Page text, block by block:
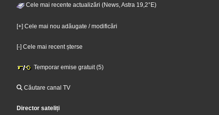
Cele mai recente actualizări (News, Astra 19,2°E)
[+] Cele mai nou adăugate / modificări
[-] Cele mai recent șterse
Temporar emise gratuit (5)
Căutare canal TV
Director sateliți